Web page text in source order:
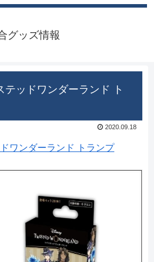
グッズ情報
テッドワンダーランド ト
2020.09.18
ワンダーランド トランプ